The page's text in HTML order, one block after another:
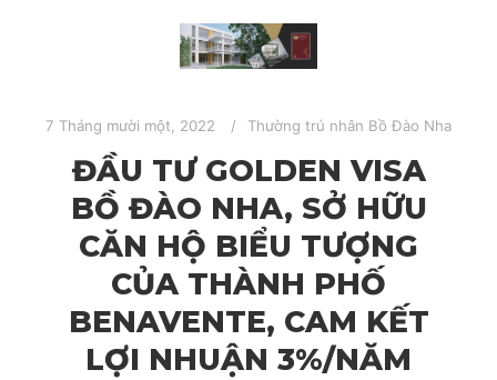
7 Tháng mười một, 2022 Thường trú nhân Bồ Đào Nha
ĐẦU TƯ GOLDEN VISA
BỒ ĐÀO NHA, SỞ HỮU
CĂN HỘ BIỂU TƯỢNG
CỦA THÀNH PHỐ
BENAVENTE, CAM KẾT
LỢI NHUẬN 3%/NĂM